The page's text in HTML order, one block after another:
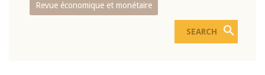
Revue économique et monétaire